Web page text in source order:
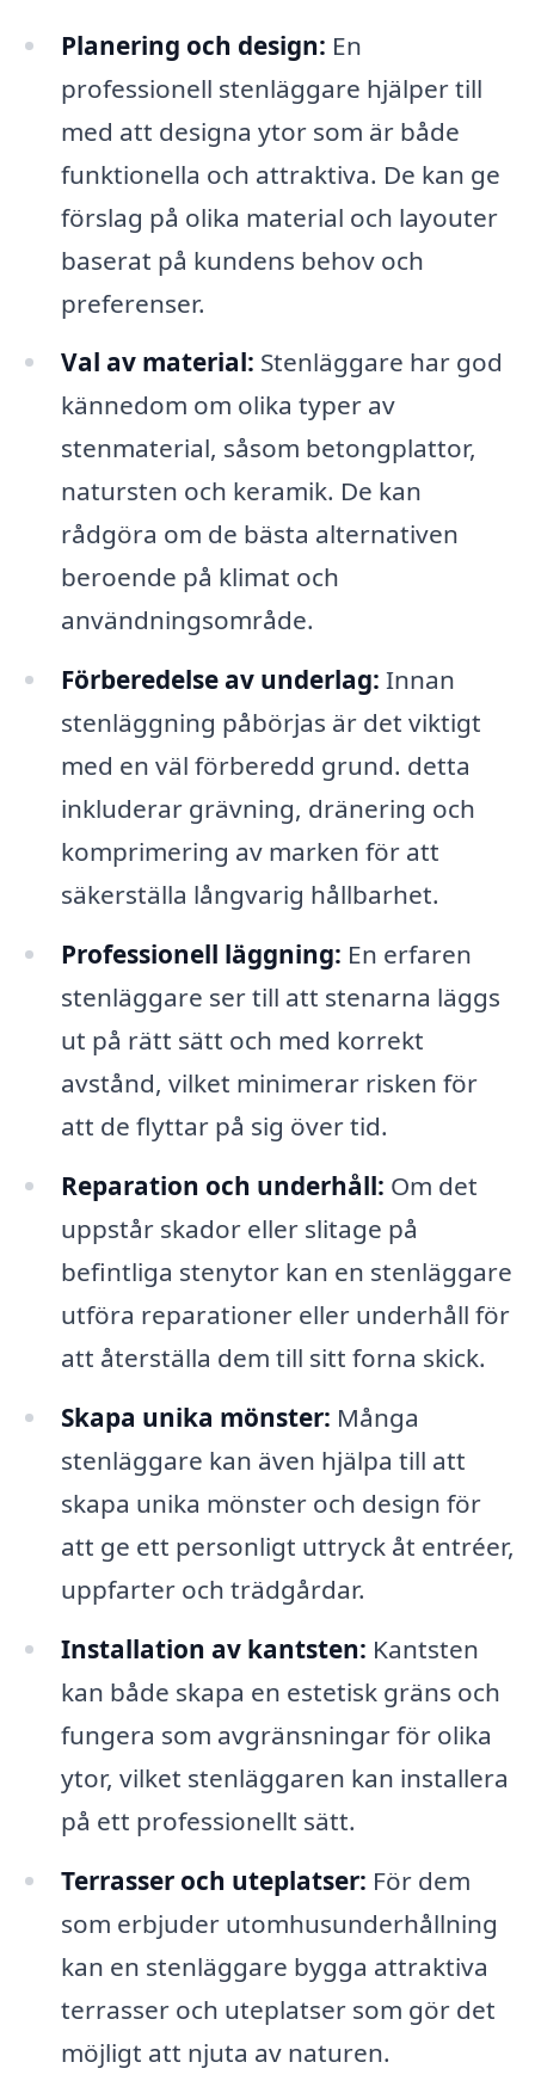
Planering och design: En
professionell stenläggare hjälper till
med att designa ytor som är både
funktionella och attraktiva. De kan ge
förslag på olika material och layouter
baserat på kundens behov och
preferenser.
Val av material: Stenläggare har god
kännedom om olika typer av
stenmaterial, såsom betongplattor,
natursten och keramik. De kan
rådgöra om de bästa alternativen
beroende på klimat och
användningsområde.
Förberedelse av underlag: Innan
stenläggning påbörjas är det viktigt
med en väl förberedd grund. detta
inkluderar grävning, dränering och
komprimering av marken för att
säkerställa långvarig hållbarhet.
Professionell läggning: En erfaren
stenläggare ser till att stenarna läggs
ut på rätt sätt och med korrekt
avstånd, vilket minimerar risken för
att de flyttar på sig över tid.
Reparation och underhåll: Om det
uppstår skador eller slitage på
befintliga stenytor kan en stenläggare
utföra reparationer eller underhåll för
att återställa dem till sitt forna skick.
Skapa unika mönster: Många
stenläggare kan även hjälpa till att
skapa unika mönster och design för
att ge ett personligt uttryck åt entréer,
uppfarter och trädgårdar.
Installation av kantsten: Kantsten
kan både skapa en estetisk gräns och
fungera som avgränsningar för olika
ytor, vilket stenläggaren kan installera
på ett professionellt sätt.
Terrasser och uteplatser: För dem
som erbjuder utomhusunderhållning
kan en stenläggare bygga attraktiva
terrasser och uteplatser som gör det
möjligt att njuta av naturen.